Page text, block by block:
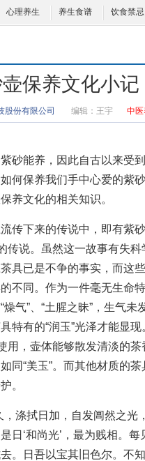
心理养生 养生食谱 饮食禁忌
保养文化小记
股份有限公司 编辑： 王宇 中医
能养，因此自古以来受
何保养我们手中心爱的紫
养文化的相关知识。
下来的传说中，即有紫
传说。虽然这一故事有失科
具已是不争的事实，而这
不同。作为一件毫无生命
气”、“土腥之昧”，生气未
特有的“润玉”光泽才能显现
用，壶体能够散发清淡的茶
同“美玉”。而其他材质的
。
涤拭日加，自发阊然之光
日‘和尚光’，最为贱相。每
。日吾以宝其旧色尔。不